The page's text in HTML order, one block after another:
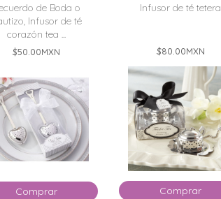
de Boda o
Infusor de té
corazón tea ...
$50.00MXN
Comprar
Infusor de té tetera
$80.00MXN
Comprar